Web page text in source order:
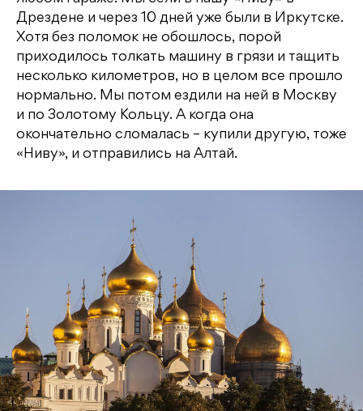
Дрездене и через 10 дней уже были в Иркутске.
Хотя без поломок не обошлось, порой
приходилось толкать машину в грязи и тащить
несколько километров, но в целом все прошло
нормально. Мы потом ездили на ней в Москву
и по Золотому Кольцу. А когда она
окончательно сломалась – купили другую, тоже
«Ниву», и отправились на Алтай.